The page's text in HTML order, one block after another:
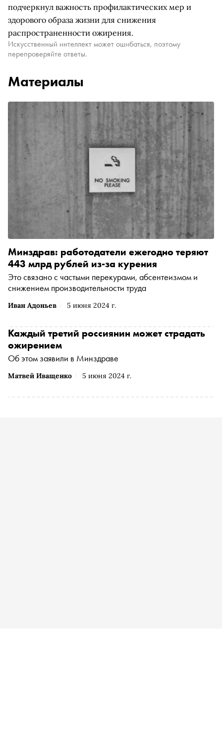
подчеркнул важность профилактических мер и
здорового образа жизни для снижения
распространенности ожирения.
Искусственный интеллект может ошибаться, поэтому
перепроверяйте ответы.
Материалы
Иван Адоньев 5 июня 2024 г.
Минздрав: работодатели ежегодно теряют
443 млрд рублей из-за курения
Это связано с частыми перекурами, абсентеизмом и
снижением производительности труда
Матвей Иващенко 5 июня 2024 г.
Каждый третий россиянин может страдать
ожирением
Об этом заявили в Минздраве